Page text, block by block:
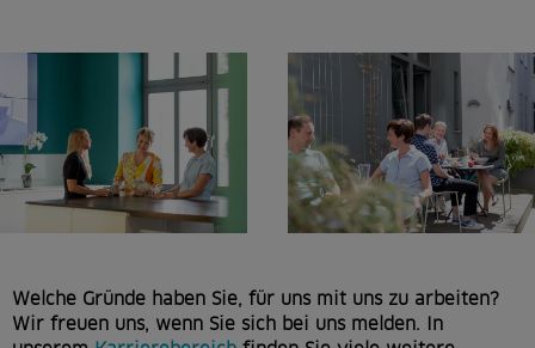
Welche Gründe haben Sie, für uns mit uns zu arbeiten?
Wir freuen uns, wenn Sie sich bei uns melden. In